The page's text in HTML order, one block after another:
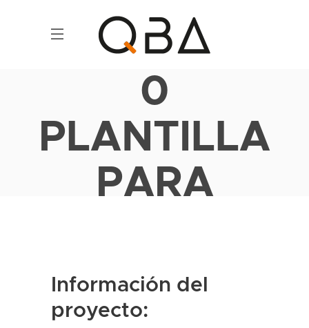
0
PLANTILLA
PARA
Información del
proyecto: